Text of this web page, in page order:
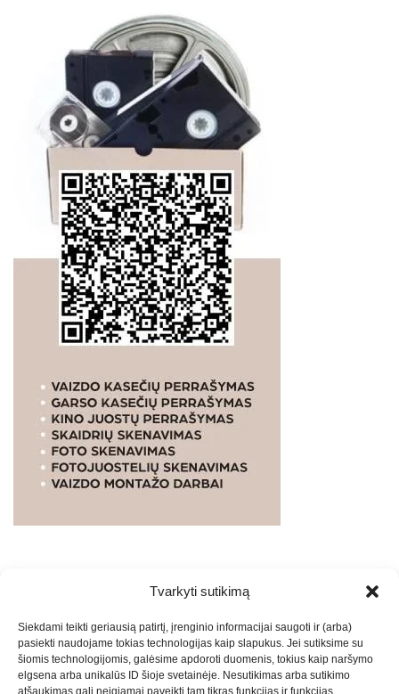
Tvarkyti sutikimą
Siekdami teikti geriausią patirtį, įrenginio informacijai saugoti ir (arba)
pasiekti naudojame tokias technologijas kaip slapukus. Jei sutiksime su
šiomis technologijomis, galėsime apdoroti duomenis, tokius kaip naršymo
elgsena arba unikalūs ID šioje svetainėje. Nesutikimas arba sutikimo
atšaukimas gali neigiamai paveikti tam tikras funkcijas ir funkcijas.
PASLAUGOS. SEO tekstų rašymas, turinio kūrimas,
straipsnių rašymas ir talpinimas į mūsų valdomas
svetaines.2026Armijai.LTTheme: Express News ByAdore